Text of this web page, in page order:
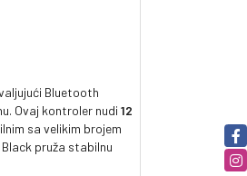
Bluetooth
Ovaj kontroler nudi 12
sa velikim brojem
pruža stabilnu